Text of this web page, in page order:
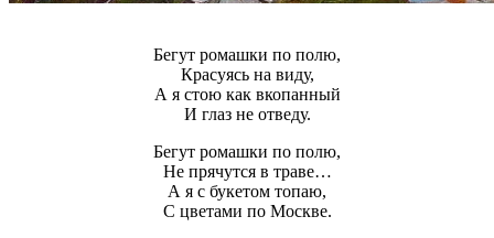
Бегут ромашки по полю,
Красуясь на виду,
А я стою как вкопанный
И глаз не отведу.
Бегут ромашки по полю,
Не прячутся в траве…
А я с букетом топаю,
С цветами по Москве.